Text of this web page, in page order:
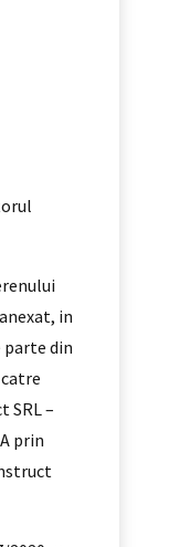
in
parte din
SRL –
prin